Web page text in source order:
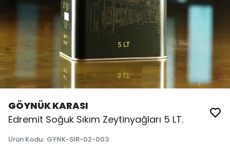
GÖYNÜK KARASI
Edremit Soğuk Sıkım Zeytinyağları 5 LT.
Ürün Kodu: GYNK-SIR-02-003